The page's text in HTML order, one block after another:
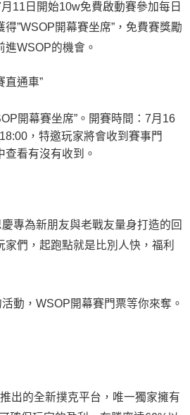
11日開始10w免費啟動賽參加每日
”WSOP開幕賽坐席”，免費賽獎勵
WSOP的機會。
直通車”
開幕賽坐席”。開賽時間：7月16
，特邀玩家將會收到賽事門
看有沒有收到。
專為新朋友與老戰友量身打造的回
們，起跑點就是比別人快，福利
動，WSOP開幕賽門票等你來奪。
出的全新撲克平台，唯一獨家擁有